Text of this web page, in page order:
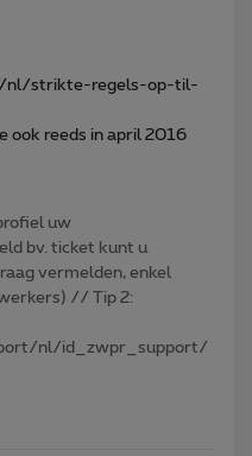
nl/strikte-regels-op-til-
ook reeds in april 2016
uw
bv. ticket kunt u
vermelden, enkel
// Tip 2:
nl/id_zwpr_support/